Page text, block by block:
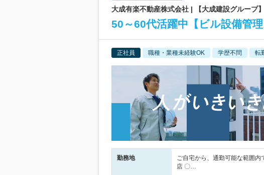
大成有楽不動産株式会社 | 【大成建設グループ
50～60代活躍中【ビル設備管
正社員 職種・業種未経験OK 学歴不問 転
勤務地
ご自宅から、通勤可能な範囲
店 〇…